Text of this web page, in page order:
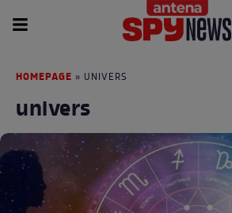
HOMEPAGE » UNIVERS
univers